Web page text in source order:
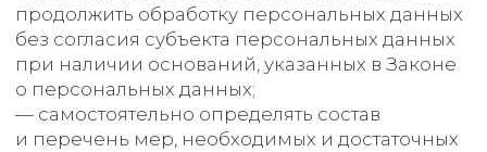
— получать информацию, касающуюся
обработки его персональных данных,
за исключением случаев, предусмотренных
федеральными законами. Сведения
данных Оператором в доступной форме,
и в них не должны содержаться
персональные данные, относящиеся к другим